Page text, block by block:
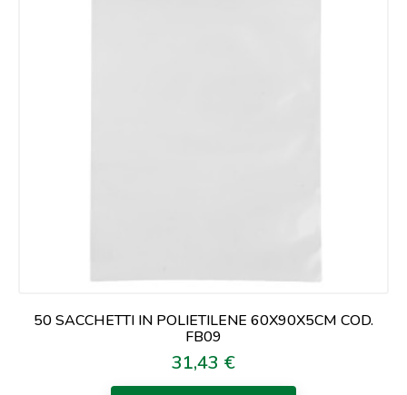
50 SACCHETTI IN POLIETILENE 60X90X5CM COD.
FB09
Prezzo
31,43 €